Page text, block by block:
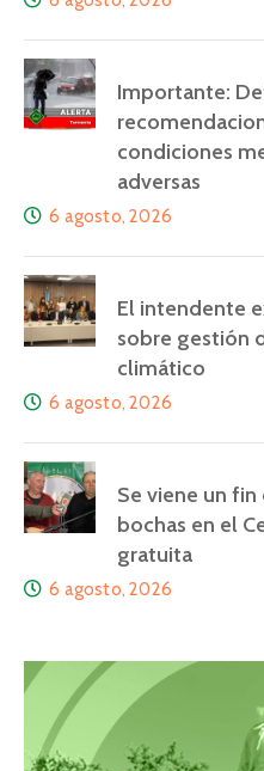
Importante:
condiciones
adversas
6 agosto, 2026
El intendente
sobre gestión
climático
6 agosto, 2026
Se viene un fin
bochas en el
gratuita
6 agosto, 2026